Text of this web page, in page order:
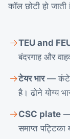
कॉल छोटी हो जाती
TEU and
बंदरगाह और
टेयर भार—
है। ढोने योग्य
CSC plate —
समाप्त